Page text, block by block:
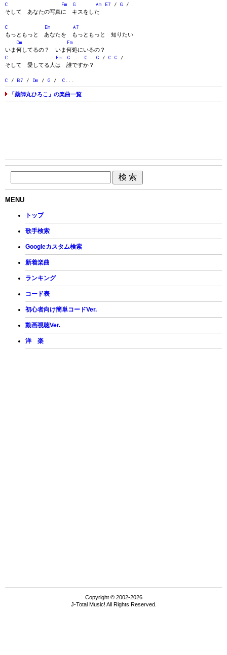
C
Fm G Am E7 / G /
そして あなたの写真に キスをした
C Em
A7
もっともっと あなたを もっともっと 知りたい
Dm
Fm
いま何してるの？ いま何処にいるの？
C
Fm G C G / C G /
そして 愛してる人は 誰ですか？
C / B7 / Dm / G / C
「薬師丸ひろこ」の楽曲一覧
MENU
トップ
歌手検索
Googleカスタム検索
新着楽曲
ランキング
コード表
初心者向け簡単コードVer.
動画視聴Ver.
洋 楽
Copyright © 2002-2026
J-Total Music! All Rights Reserved.